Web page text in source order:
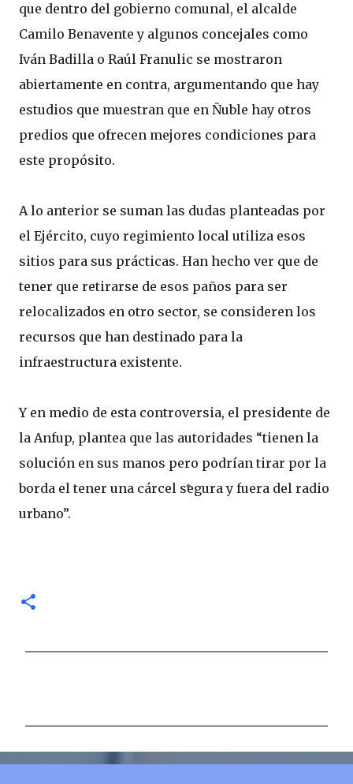
que dentro del gobierno comunal, el alcalde
Camilo Benavente y algunos concejales como
Iván Badilla o Raúl Franulic se mostraron
abiertamente en contra, argumentando que hay
estudios que muestran que en Ñuble hay otros
predios que ofrecen mejores condiciones para
este propósito.
A lo anterior se suman las dudas planteadas por
el Ejército, cuyo regimiento local utiliza esos
sitios para sus prácticas. Han hecho ver que de
tener que retirarse de esos paños para ser
relocalizados en otro sector, se consideren los
recursos que han destinado para la
infraestructura existente.
Y en medio de esta controversia, el presidente de
la Anfup, plantea que las autoridades “tienen la
solución en sus manos pero podrían tirar por la
borda el tener una cárcel segura y fuera del radio
urbano”.
n